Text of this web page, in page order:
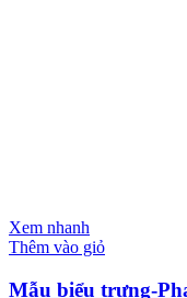
Xem nhanh
Thêm vào giỏ
Mẫu biểu trưng-